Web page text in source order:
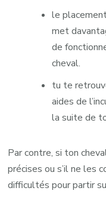
le
met
de
cheval.
tu te
aides de
la suite de
Par contre, si ton
précises ou s’il ne les
difficultés pour partir